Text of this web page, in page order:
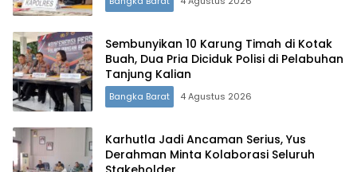
Sembunyikan 10 Karung Timah di Kotak
Buah, Dua Pria Diciduk Polisi di Pelabuhan
Tanjung Kalian
Bangka Barat 4 Agustus 2026
Karhutla Jadi Ancaman Serius, Yus
Derahman Minta Kolaborasi Seluruh